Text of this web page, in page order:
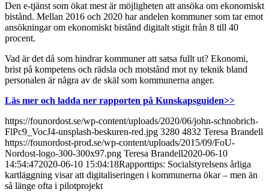
Den e-tjänst som ökat mest är möjligheten att ansöka om ekonomiskt
bistånd. Mellan 2016 och 2020 har andelen kommuner som tar emot
ansökningar om ekonomiskt bistånd digitalt stigit från 8 till 40
procent.
Vad är det då som hindrar kommuner att satsa fullt ut? Ekonomi,
brist på kompetens och rädsla och motstånd mot ny teknik bland
personalen är några av de skäl som kommunerna anger.
Läs mer och ladda ner rapporten på Kunskapsguiden>>
https://founordost.se/wp-content/uploads/2020/06/john-schnobrich-
FlPc9_VocJ4-unsplash-beskuren-red.jpg 3280 4832 Teresa Brandell
https://founordost-prod.se/wp-content/uploads/2015/09/FoU-
Nordost-logo-300-300x97.png Teresa Brandell2020-06-10
14:54:472020-06-10 15:04:18Rapporttips: Socialstyrelsens årliga
kartläggning visar att digitaliseringen i kommunerna ökar – men än
så länge ofta i pilotprojekt